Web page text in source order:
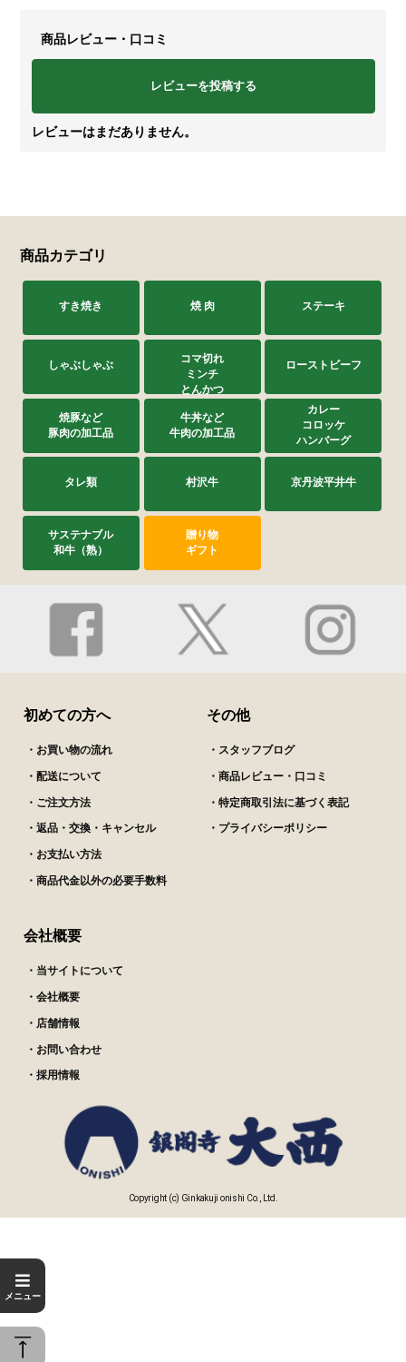
メニュー
商品レビュー・口コミ
レビューを投稿する
レビューはまだありません。
商品カテゴリ
すき焼き 焼 肉 ステーキ
しゃぶしゃぶ
コマ切れ
ミンチ
とんかつ
ローストビーフ
焼豚など
豚肉の加工品
牛丼など
牛肉の加工品
カレー
コロッケ
ハンバーグ
タレ類 村沢牛 京丹波平井牛
サステナブル
和牛（熟）
贈り物
ギフト
初めての方へ
・お買い物の流れ
・配送について
・ご注文方法
・返品・交換・キャンセル
・お支払い方法
・商品代金以外の必要手数料
その他
・スタッフブログ
・商品レビュー・口コミ
・特定商取引法に基づく表記
・プライバシーポリシー
会社概要
・当サイトについて
・会社概要
・店舗情報
・お問い合わせ
・採用情報
Copyright (c) Ginkakuji onishi Co., Ltd.